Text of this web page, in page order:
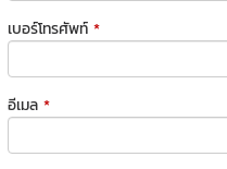
เบอร์โทรศัพท์ *
อีเมล *